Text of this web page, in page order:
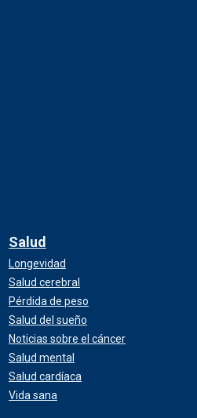
Salud
Longevidad
Salud cerebral
Pérdida de peso
Salud del sueño
Noticias sobre el cáncer
Salud mental
Salud cardíaca
Vida sana